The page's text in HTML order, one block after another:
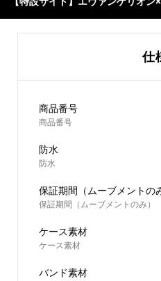
仕
商品番号
防水
保証期間（ムーブメントのみ）
ケース素材